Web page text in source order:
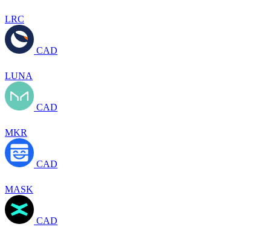
LRC
CAD
LUNA
CAD
MKR
CAD
MASK
CAD